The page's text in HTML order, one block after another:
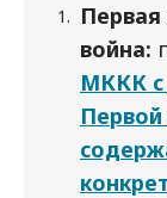
война:
МККК с